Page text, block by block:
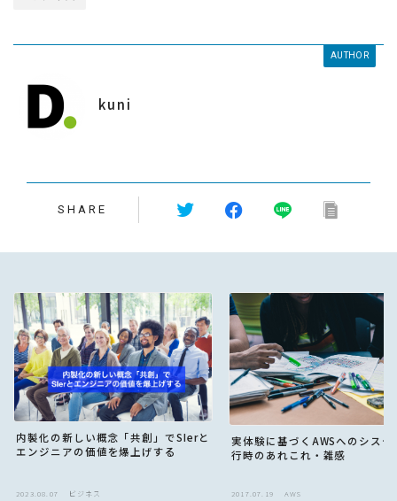
AUTHOR
kuni
SHARE
内製化の新しい概念「共創」でSIerと
エンジニアの価値を爆上げする
2023.08.07 ビジネス
実体験に基づくAWSへのシステ
行時のあれこれ・雑感
2017.07.19 AWS